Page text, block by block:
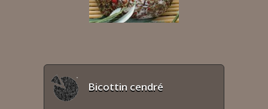
Bicottin cendré